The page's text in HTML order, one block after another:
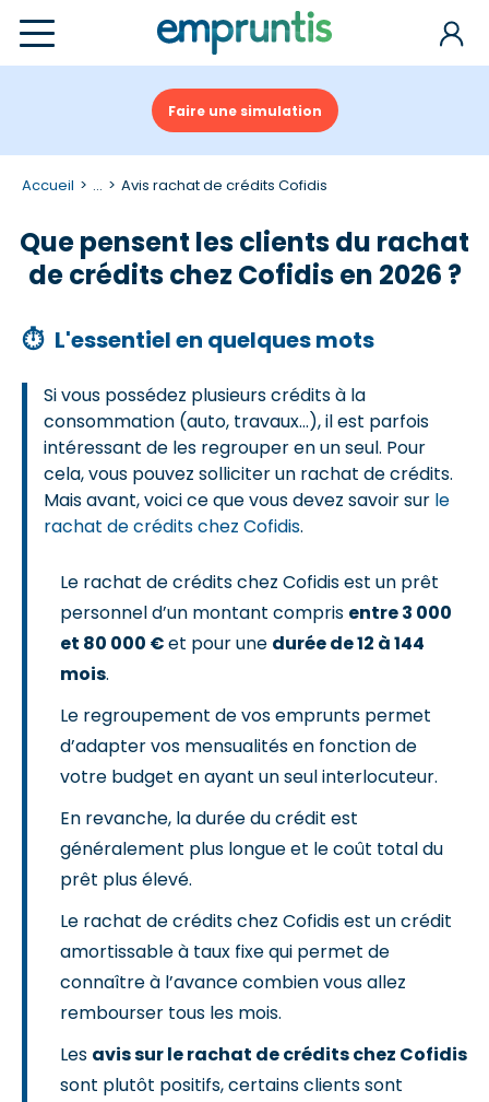
Faire une simulation
Accueil ... Avis rachat de crédits Cofidis
Que pensent les clients du rachat
de crédits chez Cofidis en 2026 ?
⏱ L'essentiel en quelques mots
Si vous possédez plusieurs crédits à la
consommation (auto, travaux…), il est parfois
intéressant de les regrouper en un seul. Pour
cela, vous pouvez solliciter un rachat de crédits.
Mais avant, voici ce que vous devez savoir sur le
rachat de crédits chez Cofidis.
Le rachat de crédits chez Cofidis est un prêt
personnel d’un montant compris entre 3 000
et 80 000 €et pour une durée de 12 à 144
mois.
Le regroupement de vos emprunts permet
d’adapter vos mensualités en fonction de
votre budget en ayant un seul interlocuteur.
En revanche, la durée du crédit est
généralement plus longue et le coût total du
prêt plus élevé.
Le rachat de crédits chez Cofidis est un crédit
amortissable à taux fixe qui permet de
connaître à l’avance combien vous allez
rembourser tous les mois.
Les avis sur le rachat de crédits chez Cofidis
sont plutôt positifs, certains clients sont